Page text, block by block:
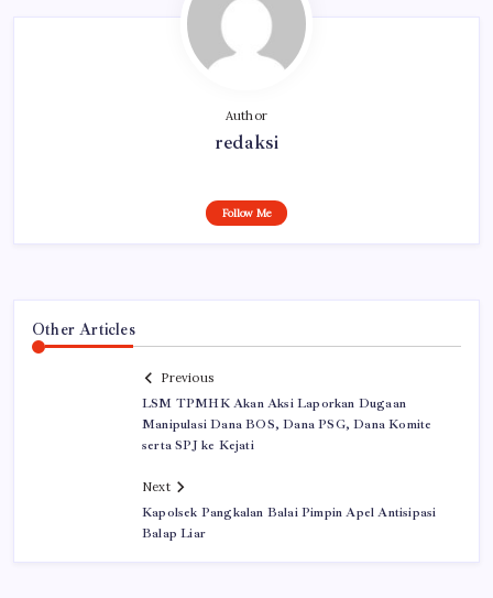
Author
redaksi
Follow Me
Other Articles
Previous
LSM TPMHK Akan Aksi Laporkan Dugaan
Manipulasi Dana BOS, Dana PSG, Dana Komite
serta SPJ ke Kejati
Next
Kapolsek Pangkalan Balai Pimpin Apel Antisipasi
Balap Liar